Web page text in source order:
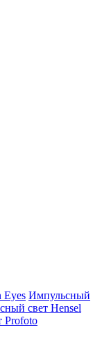
Eyes Импульсный
свет Hensel
Profoto